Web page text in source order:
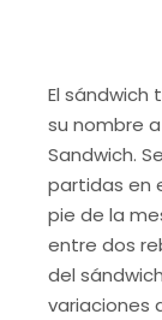
El sándwich
su nombre
Sandwich.
partidas en
pie de la
entre dos
del
variaciones